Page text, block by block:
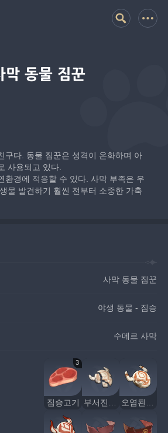
막 동물 짐꾼
구다. 동물 짐꾼은 성격이 온화하며 아
사용되고 있다.
환경에 적응할 수 있다. 사막 부족은 우
물 발견하기 훨씬 전부터 소중한 가축
사막 동물 짐꾼
야생 동물 - 짐승
수메르 사막
3
짐승고기